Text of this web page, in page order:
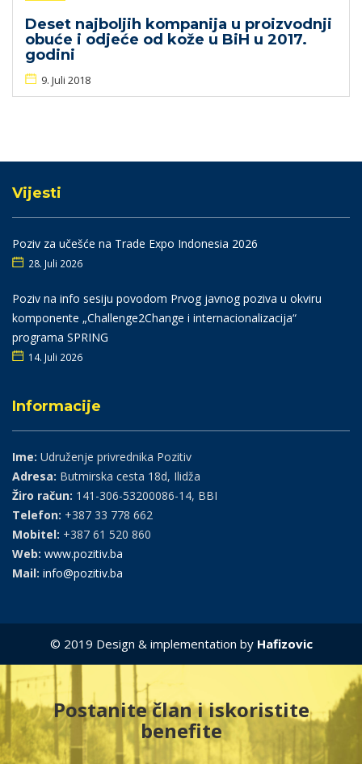
Deset najboljih kompanija u proizvodnji
obuće i odjeće od kože u BiH u 2017.
godini
9. Juli 2018
Vijesti
Poziv za učešće na Trade Expo Indonesia 2026
28. Juli 2026
Poziv na info sesiju povodom Prvog javnog poziva u okviru
komponente „Challenge2Change i internacionalizacija“
programa SPRING
14. Juli 2026
Informacije
Ime: Udruženje privrednika Pozitiv
Adresa: Butmirska cesta 18d, Ilidža
Žiro račun: 141-306-53200086-14, BBI
Telefon: +387 33 778 662
Mobitel: +387 61 520 860
Web: www.pozitiv.ba
Mail: info@pozitiv.ba
© 2019 Design & implementation by Hafizovic
Postanite član i iskoristite
benefite